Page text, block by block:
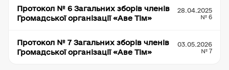
Протокол № 6 Загальних зборів членів
Громадської організації «Аве Тім»
28.04.2025
№ 6
Протокол № 7 Загальних зборів членів
Громадської організації «Аве Тім»
03.05.2026
№ 7